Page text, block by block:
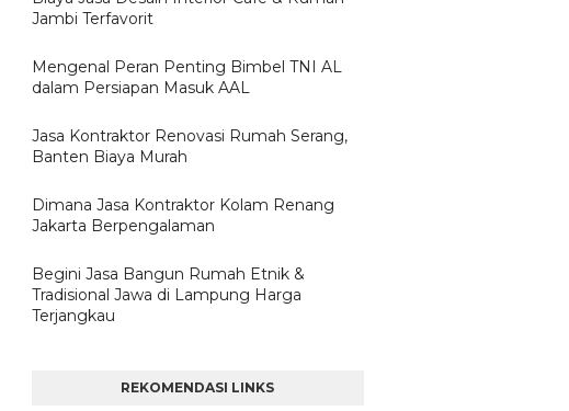
Jambi Terfavorit
Mengenal Peran Penting Bimbel TNI AL
dalam Persiapan Masuk AAL
Jasa Kontraktor Renovasi Rumah Serang,
Banten Biaya Murah
Dimana Jasa Kontraktor Kolam Renang
Jakarta Berpengalaman
Begini Jasa Bangun Rumah Etnik &
Tradisional Jawa di Lampung Harga
Terjangkau
REKOMENDASI LINKS